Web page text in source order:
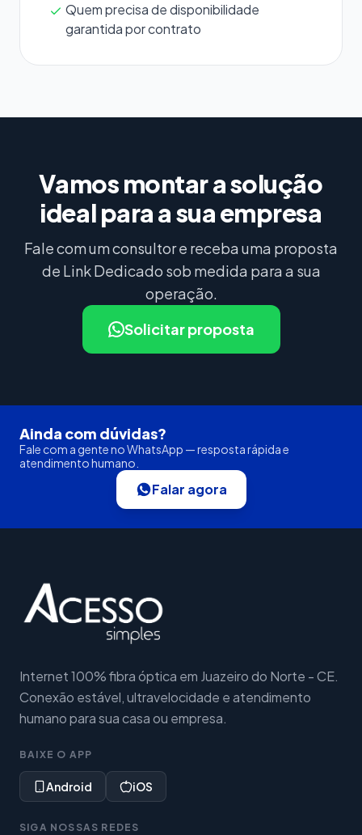
Quem precisa de disponibilidade
garantida por contrato
Vamos montar a solução
ideal para a sua empresa
Fale com um consultor e receba uma proposta
de Link Dedicado sob medida para a sua
operação.
Solicitar proposta
Ainda com dúvidas?
Fale com a gente no WhatsApp — resposta rápida e
atendimento humano.
Falar agora
Internet 100% fibra óptica em Juazeiro do Norte - CE.
Conexão estável, ultravelocidade e atendimento
humano para sua casa ou empresa.
BAIXE O APP
Android iOS
SIGA NOSSAS REDES